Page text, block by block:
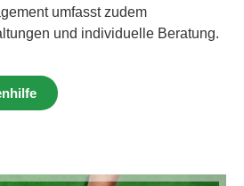
umfasst zudem
und individuelle Beratung.